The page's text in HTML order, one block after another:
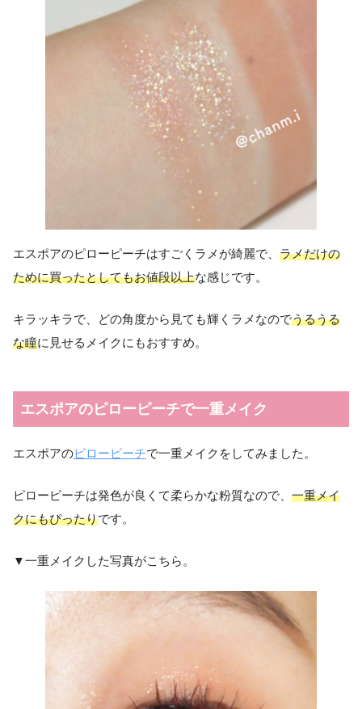
エスポアのピローピーチはすごくラメが綺麗で、 ラメだけの
ために買ったとしてもお値段以上な感じです。
キラッキラで、どの角度から見ても輝くラメなのでうるうる
な瞳に見せるメイクにもおすすめ。
エスポアのピローピーチで一重メイク
エスポアのピローピーチで一重メイクをしてみました。
ピローピーチは発色が良くて柔らかな粉質なので、 一重メイ
クにもぴったりです。
▼一重メイクした写真がこちら。